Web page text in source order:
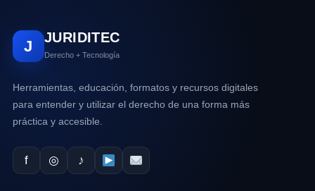
J
JURIDITEC
Derecho + Tecnología
Herramientas, educación, formatos y recursos digitales
para entender y utilizar el derecho de una forma más
práctica y accesible.
f ◎ ♪